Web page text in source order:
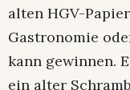
alten HGV-
Gastronomie
kann gewinnen.
ein alter